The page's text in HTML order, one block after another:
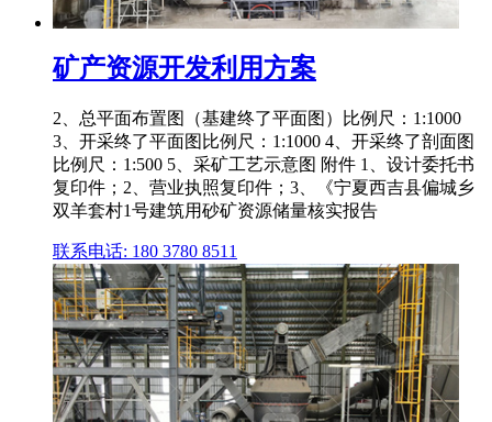
矿产资源开发利用方案
2、总平面布置图（基建终了平面图）比例尺：1:1000
3、开采终了平面图比例尺：1:1000 4、开采终了剖面图
比例尺：1:500 5、采矿工艺示意图 附件 1、设计委托书
复印件；2、营业执照复印件；3、《宁夏西吉县偏城乡
双羊套村1号建筑用砂矿资源储量核实报告
联系电话: 180 3780 8511